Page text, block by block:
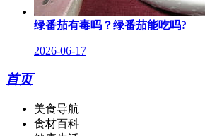
绿番茄有毒吗？绿番茄能吃吗?
2026-06-17
首页
美食导航
食材百科